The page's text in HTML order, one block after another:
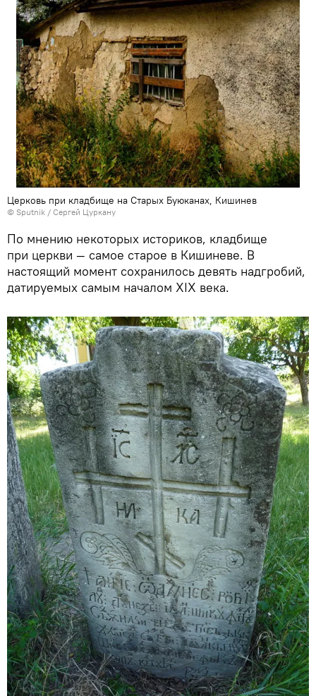
Церковь при кладбище на Старых Буюканах, Кишинев
© Sputnik / Сергей Цуркану
По мнению некоторых историков, кладбище
при церкви — самое старое в Кишиневе. В
настоящий момент сохранилось девять надгробий,
датируемых самым началом XIX века.